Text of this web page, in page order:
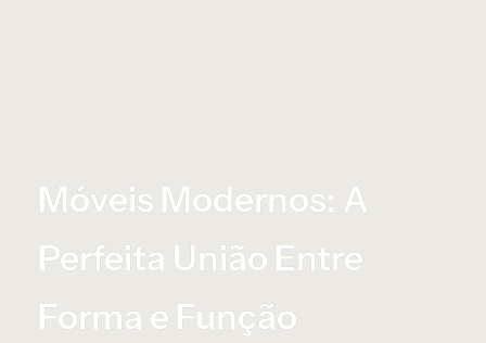
Móveis Modernos: A
Perfeita União Entre
Forma e Função